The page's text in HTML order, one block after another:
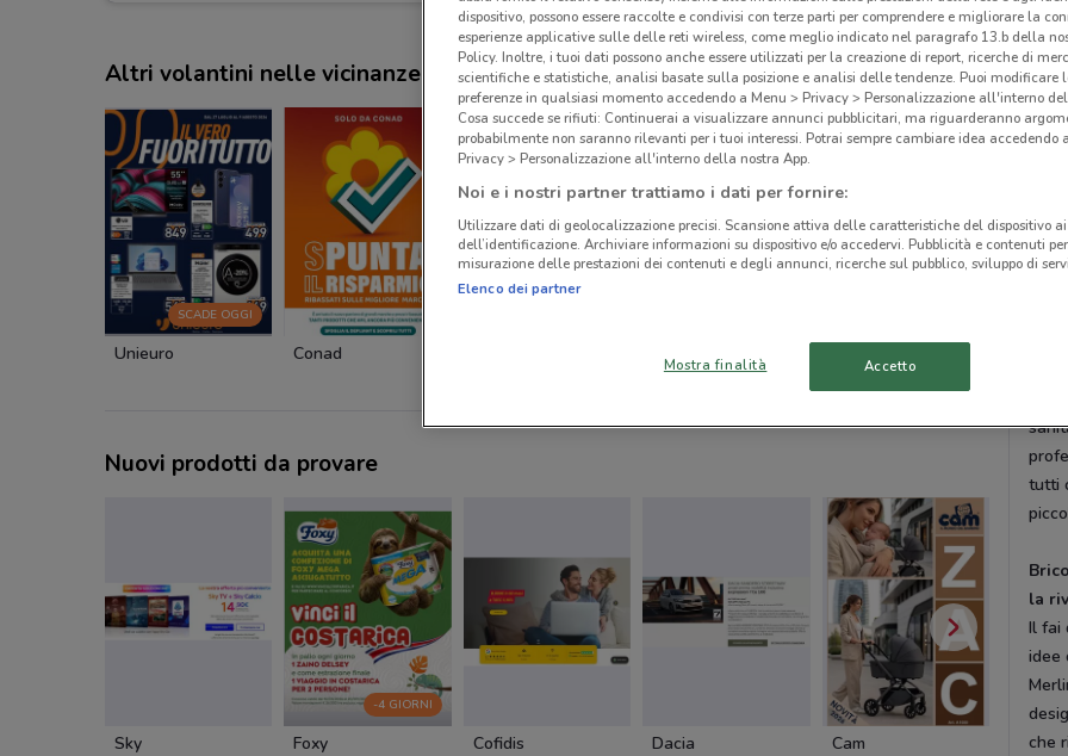
Altri volantini nelle vicinanze
SCADE OGGI
Unieuro Conad Euronics
Nuovi prodotti da provare
Sky
-4 GIORNI
Foxy Cofidis Dacia Cam Cam
Gli
in
che
di
per
tutti
la
Il fai
idee
che
dispositivo, possono essere raccolte e condivisi con terze parti per comprendere e migliorare la
esperienze applicative sulle delle reti wireless, come meglio indicato nel paragrafo 13.b della
Policy. Inoltre, i tuoi dati possono anche essere utilizzati per la creazione di report, ricerche di
scientifiche e statistiche, analisi basate sulla posizione e analisi delle tendenze. Puoi modificare
preferenze in qualsiasi momento accedendo a Menu > Privacy > Personalizzazione all'interno
Cosa succede se rifiuti: Continuerai a visualizzare annunci pubblicitari, ma riguarderanno
probabilmente non saranno rilevanti per i tuoi interessi. Potrai sempre cambiare idea accedendo
Privacy > Personalizzazione all'interno della nostra App.
Noi e i nostri partner trattiamo i dati per fornire:
Utilizzare dati di geolocalizzazione precisi. Scansione attiva delle caratteristiche del dispositivo
dell’identificazione. Archiviare informazioni su dispositivo e/o accedervi. Pubblicità e contenuti
misurazione delle prestazioni dei contenuti e degli annunci, ricerche sul pubblico, sviluppo di
Elenco dei partner
Mostra finalità Accetto